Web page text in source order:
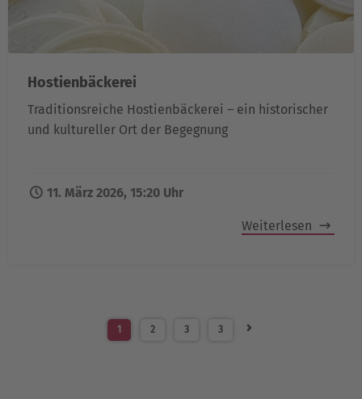
Hostienbäckerei
Traditionsreiche Hostienbäckerei – ein historischer
und kultureller Ort der Begegnung
11. März 2026, 15:20 Uhr
Weiterlesen
1 2 3 3